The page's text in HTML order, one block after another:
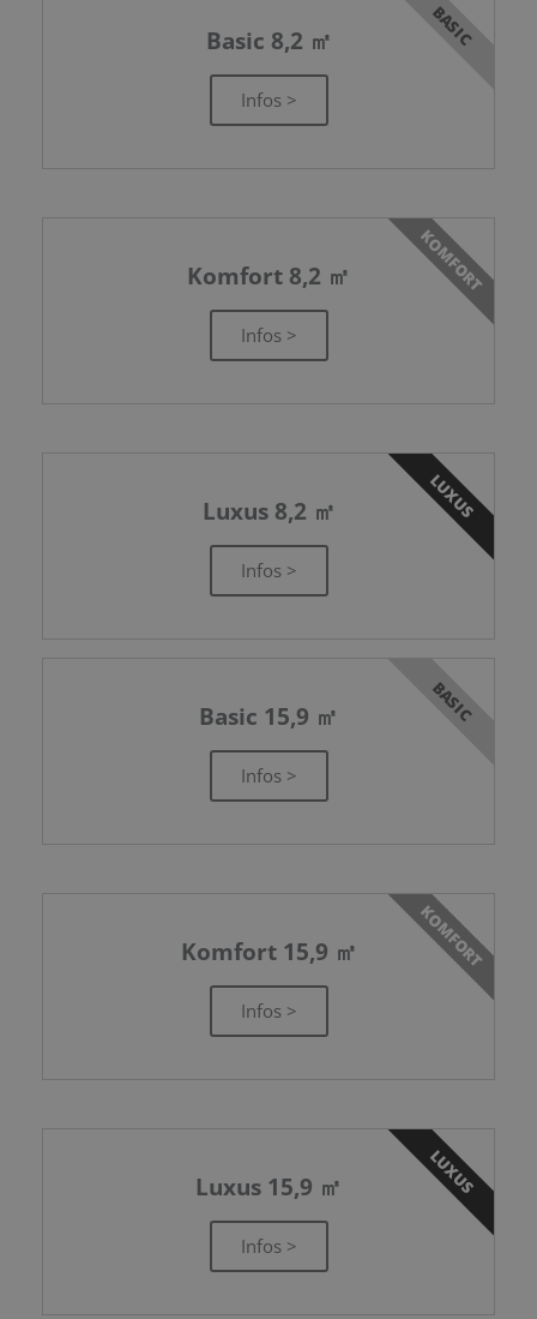
Basic 8,2 ㎡
Infos >
BASIC
Komfort 8,2 ㎡
Infos >
KOMFORT
Luxus 8,2 ㎡
Infos >
LUXUS
Basic 15,9 ㎡
Infos >
BASIC
Komfort 15,9 ㎡
Infos >
KOMFORT
Luxus 15,9 ㎡
Infos >
LUXUS